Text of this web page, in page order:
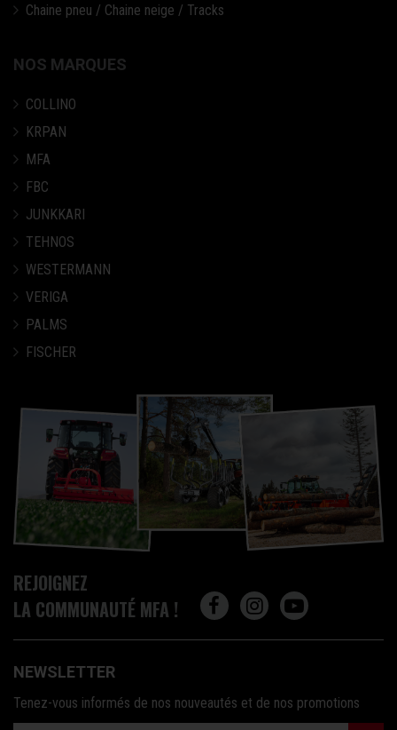
Chaine pneu / Chaine neige / Tracks
NOS MARQUES
COLLINO
KRPAN
MFA
FBC
JUNKKARI
TEHNOS
WESTERMANN
VERIGA
PALMS
FISCHER
REJOIGNEZ
LA COMMUNAUTÉ MFA !
NEWSLETTER
Tenez-vous informés de nos nouveautés et de nos promotions